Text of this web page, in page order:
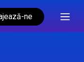
ne